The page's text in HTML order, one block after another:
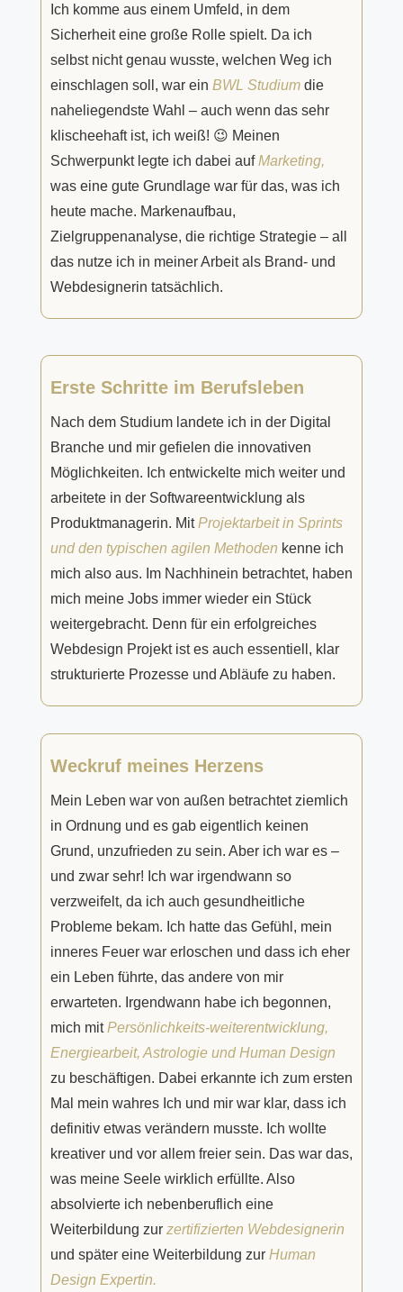
Ich komme aus einem Umfeld, in dem
Sicherheit eine große Rolle spielt. Da ich
selbst nicht genau wusste, welchen Weg ich
einschlagen soll, war ein BWL Studiumdie
naheliegendste Wahl – auch wenn das sehr
klischeehaft ist, ich weiß! 😉 Meinen
Schwerpunkt legte ich dabei aufMarketing,
was eine gute Grundlage war für das, was ich
heute mache. Markenaufbau,
Zielgruppenanalyse, die richtige Strategie – all
das nutze ich in meiner Arbeit als Brand- und
Webdesignerin tatsächlich.
Erste Schritte im Berufsleben
Nach dem Studium landete ich in der Digital
Branche und mir gefielen die innovativen
Möglichkeiten. Ich entwickelte mich weiter und
arbeitete in der Softwareentwicklung als
Produktmanagerin. MitProjektarbeit in Sprints
und den typischen agilen Methoden kenne ich
mich also aus. Im Nachhinein betrachtet, haben
mich meine Jobs immer wieder ein Stück
weitergebracht. Denn für ein erfolgreiches
Webdesign Projekt ist es auch essentiell, klar
strukturierte Prozesse und Abläufe zu haben.
Weckruf meines Herzens
Mein Leben war von außen betrachtet ziemlich
in Ordnung und es gab eigentlich keinen
Grund, unzufrieden zu sein. Aber ich war es –
und zwar sehr! Ich war irgendwann so
verzweifelt, da ich auch gesundheitliche
Probleme bekam. Ich hatte das Gefühl, mein
inneres Feuer war erloschen und dass ich eher
ein Leben führte, das andere von mir
erwarteten. Irgendwann habe ich begonnen,
mich mitPersönlichkeits-weiterentwicklung,
Energiearbeit, Astrologie und Human Design
zu beschäftigen. Dabei erkannte ich zum ersten
Mal mein wahres Ich und mir war klar, dass ich
definitiv etwas verändern musste. Ich wollte
kreativer und vor allem freier sein. Das war das,
was meine Seele wirklich erfüllte. Also
absolvierte ich nebenberuflich eine
Weiterbildung zur zertifizierten Webdesignerin
und später eine Weiterbildung zur Human
Design Expertin.